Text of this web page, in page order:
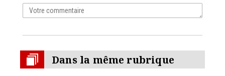
Dans la même rubrique